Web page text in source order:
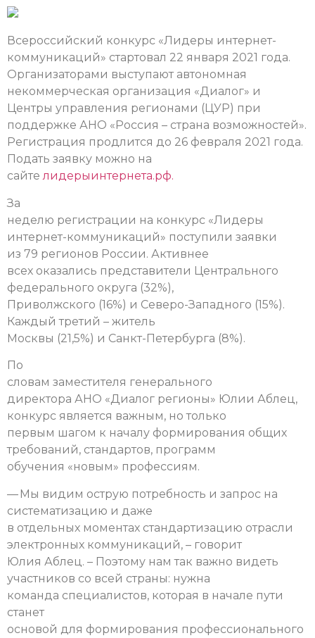
Всероссийский конкурс «Лидеры интернет-
коммуникаций» стартовал 22 января 2021 года.
Организаторами выступают автономная
некоммерческая организация «Диалог» и
Центры управления регионами (ЦУР) при
поддержке АНО «Россия – страна возможностей».
Регистрация продлится до 26 февраля 2021 года.
Подать заявку можно на
сайтелидерыинтернета.рф.
За
неделю регистрации на конкурс «Лидеры
интернет-коммуникаций» поступили заявки
из 79 регионов России. Активнее
всех оказались представители Центрального
федерального округа (32%),
Приволжского (16%) и Северо-Западного (15%).
Каждый третий – житель
Москвы (21,5%) и Санкт-Петербурга (8%).
По
словам заместителя генерального
директора АНО «Диалог регионы» Юлии Аблец,
конкурс является важным, но только
первым шагом к началу формирования общих
требований, стандартов, программ
обучения «новым» профессиям.
— Мы видим острую потребность и запрос на
систематизацию и даже
в отдельных моментах стандартизацию отрасли
электронных коммуникаций, – говорит
Юлия Аблец. – Поэтому нам так важно видеть
участников со всей страны: нужна
команда специалистов, которая в начале пути
станет
основой для формирования профессионального